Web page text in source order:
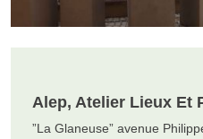
Alep, Atelier Lieux Et
”La Glaneuse” avenue